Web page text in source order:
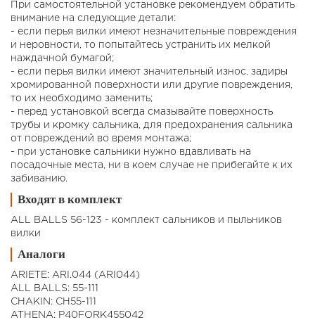
При самостоятельной установке рекомендуем обратить
внимание на следующие детали:
- если перья вилки имеют незначительные повреждения
и неровности, то попытайтесь устранить их мелкой
наждачной бумагой;
- если перья вилки имеют значительный износ, задиры
хромированной поверхности или другие повреждения,
то их необходимо заменить;
- перед установкой всегда смазывайте поверхность
трубы и кромку сальника, для предохранения сальника
от повреждений во время монтажа;
- при установке сальники нужно вдавливать на
посадочные места, ни в коем случае не прибегайте к их
забиванию.
Входят в комплект
ALL BALLS 56-123 - комплект сальников и пыльников
вилки
Аналоги
ARIETE: ARI.044 (ARI044)
ALL BALLS: 55-111
CHAKIN: CH55-111
ATHENA: P40FORK455042